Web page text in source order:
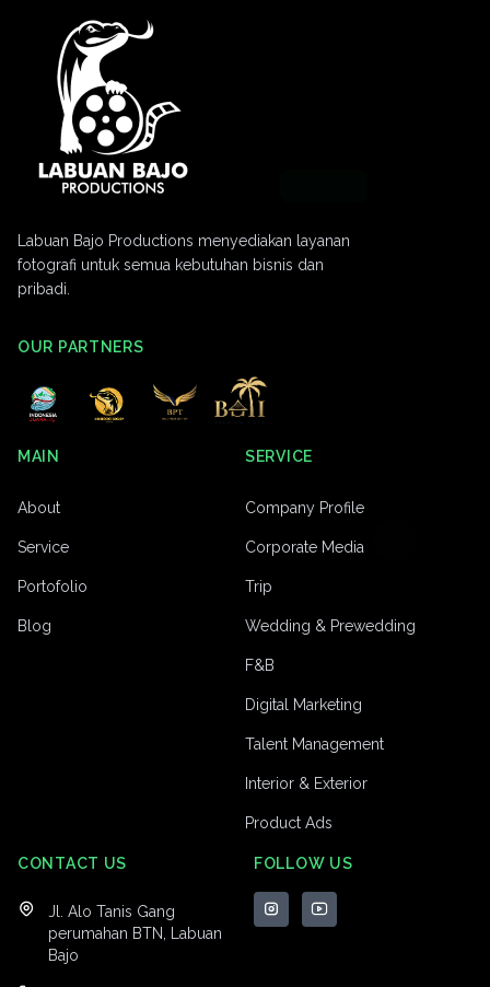
Labuan Bajo Productions menyediakan layanan
fotografi untuk semua kebutuhan bisnis dan
pribadi.
OUR PARTNERS
MAIN
About
Service
Portofolio
Blog
SERVICE
Company Profile
Corporate Media
Trip
Wedding & Prewedding
F&B
Digital Marketing
Talent Management
Interior & Exterior
Product Ads
CONTACT US
Jl. Alo Tanis Gang
perumahan BTN, Labuan
Bajo
FOLLOW US